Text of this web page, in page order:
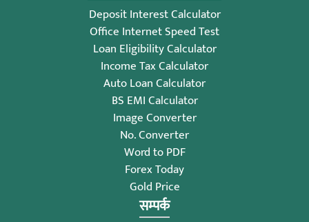
Deposit Interest Calculator
Office Internet Speed Test
Loan Eligibility Calculator
Income Tax Calculator
Auto Loan Calculator
BS EMI Calculator
Image Converter
No. Converter
Word to PDF
Forex Today
Gold Price
सम्पर्क